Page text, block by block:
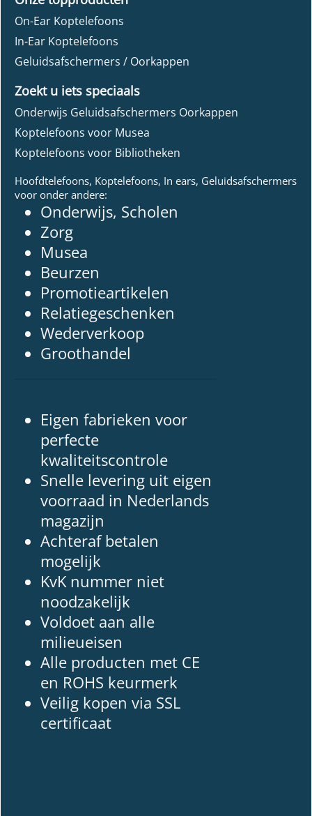
On-Ear Koptelefoons
In-Ear Koptelefoons
Geluidsafschermers / Oorkappen
Zoekt u iets speciaals
Onderwijs Geluidsafschermers Oorkappen
Koptelefoons voor Musea
Koptelefoons voor Bibliotheken
Hoofdtelefoons, Koptelefoons, In ears, Geluidsafschermers
voor onder andere:
Onderwijs, Scholen
Zorg
Musea
Beurzen
Promotieartikelen
Relatiegeschenken
Wederverkoop
Groothandel
Eigen fabrieken voor
perfecte
kwaliteitscontrole
Snelle levering uit eigen
voorraad in Nederlands
magazijn
Achteraf betalen
mogelijk
KvK nummer niet
noodzakelijk
Voldoet aan alle
milieueisen
Alle producten met CE
en ROHS keurmerk
Veilig kopen via SSL
certificaat